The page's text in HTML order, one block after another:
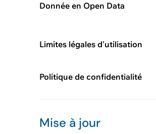
Donnée en Open Data
Limites légales d'utilisation
Politique de confidentialité
Mise à jour